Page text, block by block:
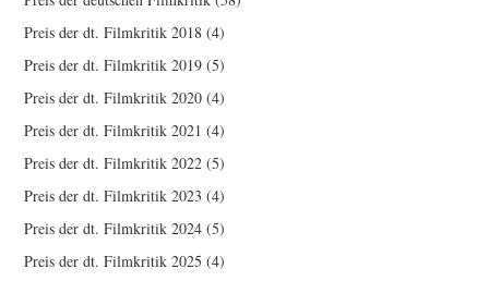
Preis der dt. Filmkritik 2018 (4)
Preis der dt. Filmkritik 2019 (5)
Preis der dt. Filmkritik 2020 (4)
Preis der dt. Filmkritik 2021 (4)
Preis der dt. Filmkritik 2022 (5)
Preis der dt. Filmkritik 2023 (4)
Preis der dt. Filmkritik 2024 (5)
Preis der dt. Filmkritik 2025 (4)